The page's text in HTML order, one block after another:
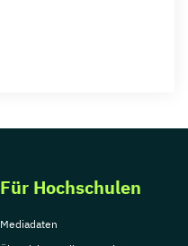
Für Hochschulen
Mediadaten